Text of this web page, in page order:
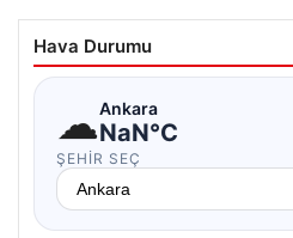
Hava Durumu
☁Ankara
NaN°C
ŞEHIR SEÇ